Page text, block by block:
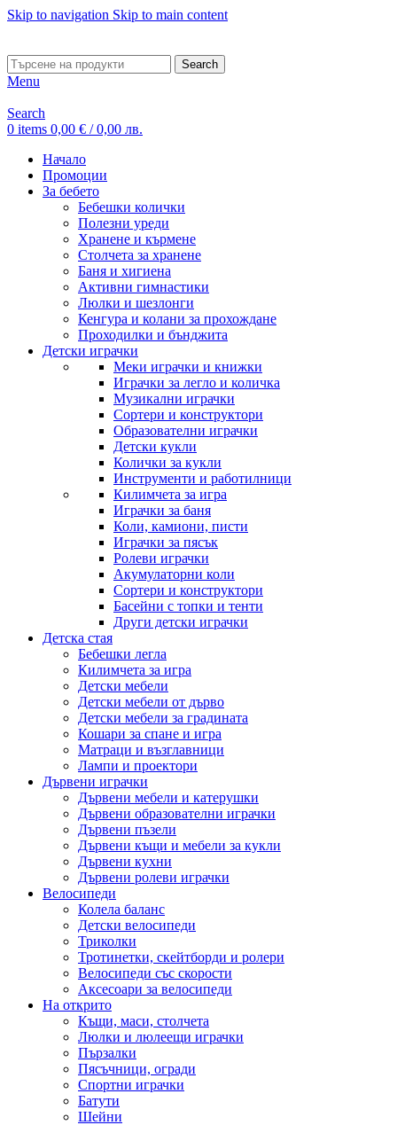
Skip to navigation Skip to main content
Search
Menu
Search
0 items 0,00 € / 0,00 лв.
Начало
Промоции
За бебето
Бебешки колички
Полезни уреди
Хранене и кърмене
Столчета за хранене
Баня и хигиена
Активни гимнастики
Люлки и шезлонги
Кенгура и колани за прохождане
Проходилки и бънджита
Детски играчки
Меки играчки и книжки
Играчки за легло и количка
Музикални играчки
Сортери и конструктори
Образователни играчки
Детски кукли
Колички за кукли
Инструменти и работилници
Килимчета за игра
Играчки за баня
Коли, камиони, писти
Играчки за пясък
Ролеви играчки
Акумулаторни коли
Сортери и конструктори
Басейни с топки и тенти
Други детски играчки
Детска стая
Бебешки легла
Килимчета за игра
Детски мебели
Детски мебели от дърво
Детски мебели за градината
Кошари за спане и игра
Матраци и възглавници
Лампи и проектори
Дървени играчки
Дървени мебели и катерушки
Дървени образователни играчки
Дървени пъзели
Дървени къщи и мебели за кукли
Дървени кухни
Дървени ролеви играчки
Велосипеди
Колела баланс
Детски велосипеди
Триколки
Тротинетки, скейтборди и ролери
Велосипеди със скорости
Аксесоари за велосипеди
На открито
Къщи, маси, столчета
Люлки и люлеещи играчки
Пързалки
Пясъчници, огради
Спортни играчки
Батути
Шейни